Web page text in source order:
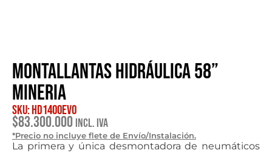
Montallantas hidráulica 58”
mineria
SKU: HD1400EVO
$83.300.000 Incl. IVA
*Precio no incluye flete de Envío/Instalación.
La primera y única desmontadora de neumáticos